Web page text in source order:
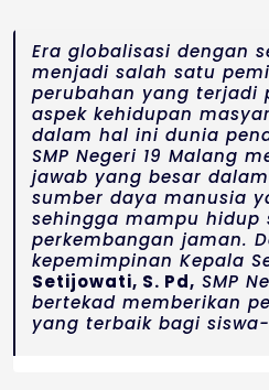
Era globalisasi dengan
menjadi salah satu
perubahan yang terjadi
aspek kehidupan
dalam hal ini dunia
SMP Negeri 19 Malang
jawab yang besar
sumber daya manusia
sehingga mampu hidup
perkembangan jaman.
kepemimpinan Kepala
Setijowati, S. Pd, SMP
bertekad memberikan
yang terbaik bagi